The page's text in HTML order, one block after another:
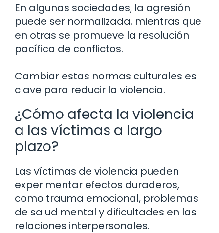
En algunas sociedades, la agresión
puede ser normalizada, mientras que
en otras se promueve la resolución
pacífica de conflictos.
Cambiar estas normas culturales es
clave para reducir la violencia.
¿Cómo afecta la violencia
a las víctimas a largo
plazo?
Las víctimas de violencia pueden
experimentar efectos duraderos,
como trauma emocional, problemas
de salud mental y dificultades en las
relaciones interpersonales.